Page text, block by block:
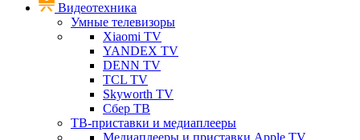
Видеотехника
Умные телевизоры
Xiaomi TV
YANDEX TV
DENN TV
TCL TV
Skyworth TV
Сбер ТВ
ТВ-приставки и медиаплееры
Медиаплееры и приставки Apple TV